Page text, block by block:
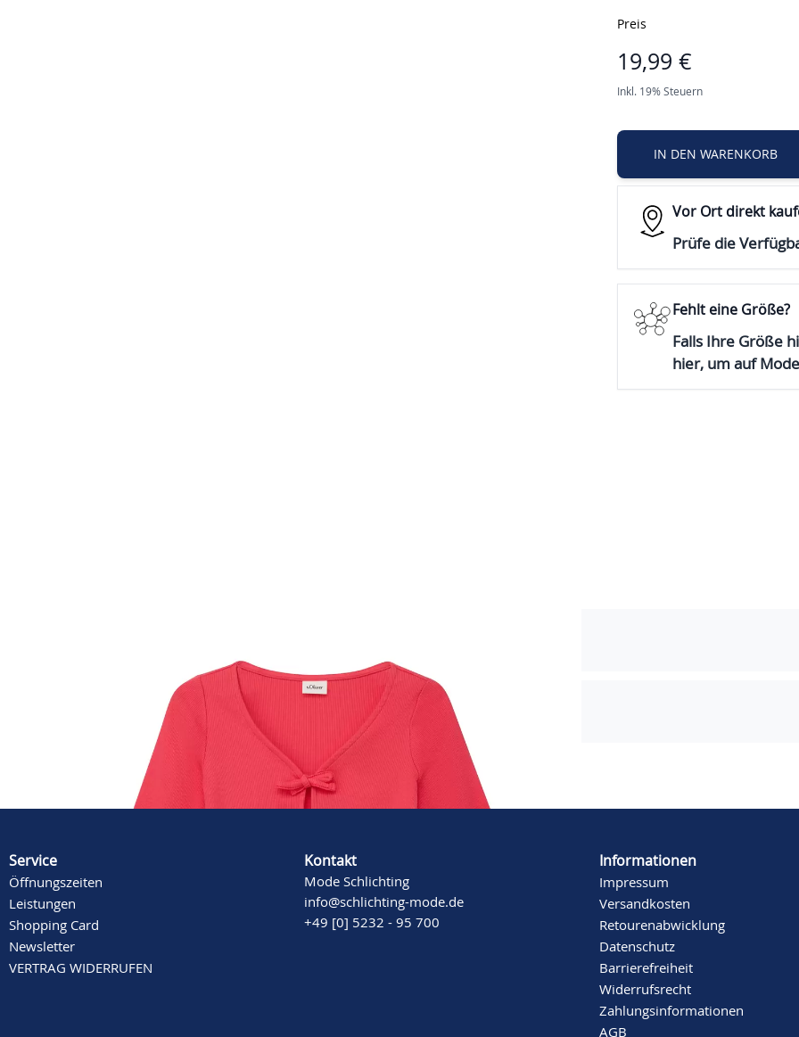
Preis
19,99 €
Inkl. 19% Steuern
IN DEN WARENKORB
Vor Ort direkt
Prüfe die
Fehlt eine Größe?
Falls Ihre Größe
hier, um auf
Mehr Informationen
Service
Öffnungszeiten
Leistungen
Shopping Card
Newsletter
VERTRAG WIDERRUFEN
Kontakt
Mode Schlichting
info@schlichting-mode.de
+49 [0] 5232 - 95 700
Informationen
Impressum
Versandkosten
Retourenabwicklung
Datenschutz
Barrierefreiheit
Widerrufsrecht
Zahlungsinformationen
AGB